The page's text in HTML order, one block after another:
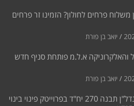
משלוח פרחים לחולון? הזמינו זר פרחים
יואב בן פורת
א.ל.מ פותחת סניף חדש
יואב בן פורת
חברת אורון נדל"ן תבנה 270 יח"ד בפרוייטק פינוי בינוי